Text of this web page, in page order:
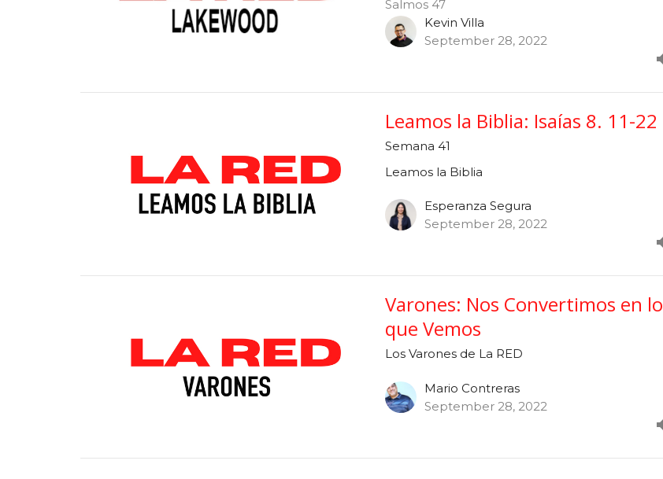
Salmos 47
Kevin Villa
September 28, 2022
Leamos la Biblia: Isaías 8. 11-22
Semana 41
Leamos la Biblia
Esperanza Segura
September 28, 2022
Varones: Nos Convertimos en lo
que Vemos
Los Varones de La RED
Mario Contreras
September 28, 2022